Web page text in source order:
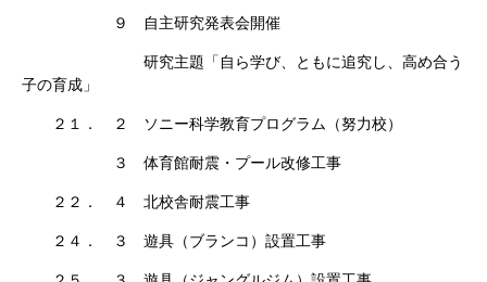
９ 自主研究発表会開催
研究主題「自ら学び、ともに追究し、高め合う
子の育成」
２１． ２ ソニー科学教育プログラム（努力校）
３ 体育館耐震・プール改修工事
２２． ４ 北校舎耐震工事
２４． ３ 遊具（ブランコ）設置工事